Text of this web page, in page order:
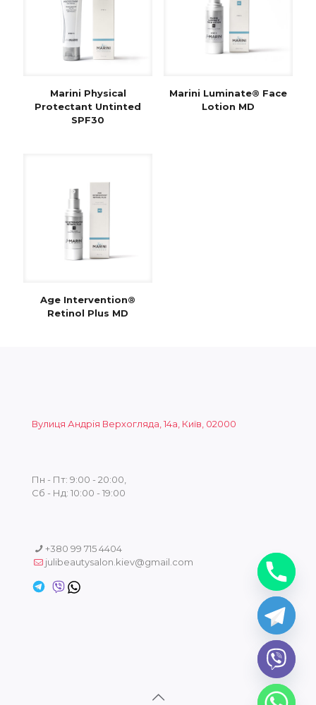
Marini Physical
Protectant Untinted
SPF30
Marini Luminate® Face
Lotion MD
Age Intervention®
Retinol Plus MD
Вулиця Андрія Верхогляда, 14а, Київ, 02000
Пн - Пт: 9:00 - 20:00,
Сб - Нд: 10:00 - 19:00
+380 99 715 4404
julibeautysalon.kiev@gmail.com